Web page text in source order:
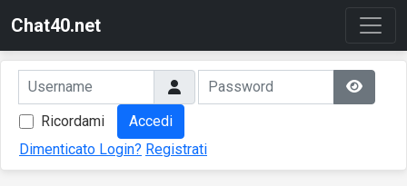
Chat40.net
Ricordami
Accedi
Dimenticato Login? Registrati